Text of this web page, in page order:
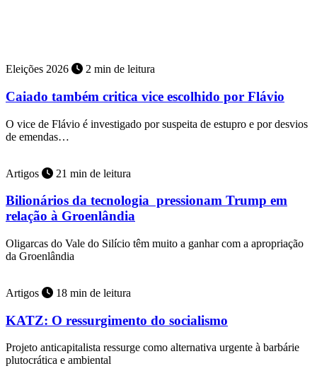
Eleições 2026 2 min de leitura
Caiado também critica vice escolhido por Flávio
O vice de Flávio é investigado por suspeita de estupro e por desvios
de emendas…
Artigos 21 min de leitura
Bilionários da tecnologia pressionam Trump em
relação à Groenlândia
Oligarcas do Vale do Silício têm muito a ganhar com a apropriação
da Groenlândia
Artigos 18 min de leitura
KATZ: O ressurgimento do socialismo
Projeto anticapitalista ressurge como alternativa urgente à barbárie
plutocrática e ambiental